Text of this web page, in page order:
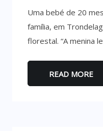
Uma bebé de 20
família, em
florestal. “A menina
READ MORE